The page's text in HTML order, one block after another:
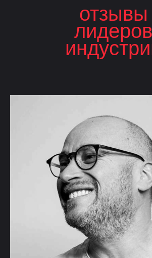
отзывы
лидеров